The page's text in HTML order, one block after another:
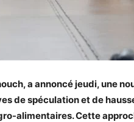
a annoncé jeudi, une
de spéculation et de
alimentaires. Cette